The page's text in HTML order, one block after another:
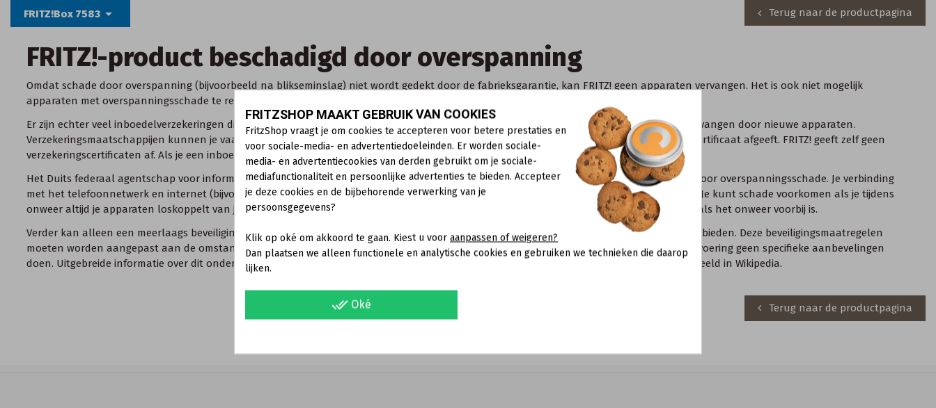
FRITZ!Box 7583arrow_drop_down Terug naar de productpagina
FRITZ!-product beschadigd door overspanning
Omdat schade door overspanning (bijvoorbeeld na blikseminslag) niet wordt gedekt door de fabrieksgarantie, kan FRITZ! geen apparaten vervangen. Het is ook niet mogelijk
apparaten met overspanningsschade te repareren, omdat de vernielde micro-elektronische onderdelen niet kunnen worden vervangen.
Er zijn echter veel inboedelverzekeringen die de kosten dekken als elektronische apparaten met overspanningsschade moeten worden vervangen door nieuwe apparaten.
Verzekeringsmaatschappijen kunnen je vaak doorverwijzen naar een taxateur die je apparaat onderzoekt en een overeenkomstig schadecertificaat afgeeft. FRITZ! geeft zelf geen
verzekeringscertificaten af. Als je een inboedelverzekering hebt afgesloten, verkrijg je meer informatie hierover bij je verzeringsmaatschappij.
Het Duits federaal agentschap voor informatiebeveiliging informeert via de website dat het elektriciteitsnet niet de enige mogelijke bron is voor overspanningsschade. Je verbinding
met het telefoonnetwerk en internet (bijvoorbeeld via de DSL-verbinding) kan ook een bron voor schade zijn voor aangesloten apparaten. Je kunt schade voorkomen als je tijdens
onweer altijd je apparaten loskoppelt van je DSL-aansluiting, het telefoonnetwerk en de stroomtoevoer. Sluit de apparaten pas weer aan als het onweer voorbij is.
Verder kan alleen een meerlaags beveiligingssysteem volgens de betreffende standaard voor bliksembeveiliging betrouwbare bescherming bieden. Deze beveiligingsmaatregelen
moeten worden aangepast aan de omstandigheden van jouw locatie (concept van energiecoördinatie), en daarom kunnen we voor de uitvoering geen specifieke aanbevelingen
doen. Uitgebreide informatie over dit onderwerp vind je door op internet te zoeken naar ‘overspanning’/‘overspanningsbeveiliging’, bijvoorbeeld in Wikipedia.
Terug naar de productpagina
FRITZSHOP MAAKT GEBRUIK VAN COOKIES
FritzShop vraagt je om cookies te accepteren voor betere prestaties en
voor sociale-media- en advertentiedoeleinden. Er worden sociale-
media- en advertentiecookies van derden gebruikt om je sociale-
mediafunctionaliteit en persoonlijke advertenties te bieden. Accepteer
je deze cookies en de bijbehorende verwerking van je
persoonsgegevens?
Klik op oké om akkoord te gaan. Kiest u voor aanpassen of weigeren?
Dan plaatsen we alleen functionele en analytische cookies en gebruiken we technieken die daarop
lijken.
done_all Oké